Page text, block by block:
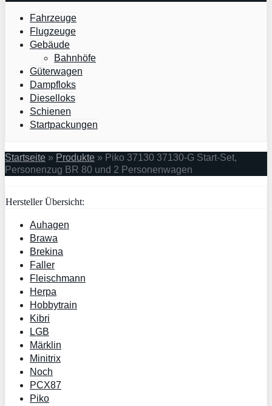
Fahrzeuge
Flugzeuge
Gebäude
Bahnhöfe
Güterwagen
Dampfloks
Dieselloks
Schienen
Startpackungen
Startseite » Produkte » Piko 37130 37130-G Start-Set,
Personenzug BR 80 und 2 Personenwagen
Hersteller Übersicht:
Auhagen
Brawa
Brekina
Faller
Fleischmann
Herpa
Hobbytrain
Kibri
LGB
Märklin
Minitrix
Noch
PCX87
Piko